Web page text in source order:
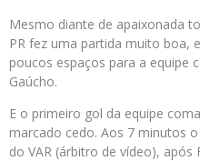
Mesmo diante de apaixonada
PR fez uma partida muito boa,
poucos espaços para a equipe
Gaúcho.
E o primeiro gol da equipe
marcado cedo. Aos 7 minutos
do VAR (árbitro de vídeo), após